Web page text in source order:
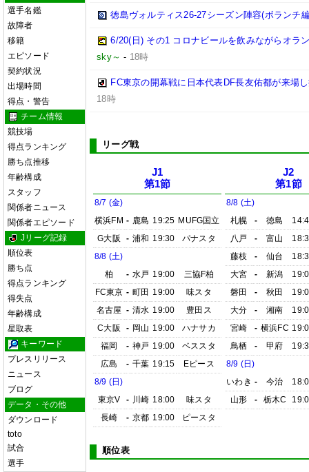
選手名鑑
故障者
移籍
エピソード
契約状況
出場時間
得点・警告
チーム情報
競技場
得点ランキング
勝ち点推移
年齢構成
スタッフ
関係者ニュース
関係者エピソード
Jリーグ記録
順位表
勝ち点
得点ランキング
得失点
年齢構成
星取表
キーワード
プレスリリース
ニュース
ブログ
データ・その他
ダウンロード
toto
試合
選手
徳島ヴォルティス26-27シーズン陣容(ボランチ
6/20(日) その1 コロナビールを飲みながらオラ
sky～ - 18時
FC東京の開幕戦に日本代表DF長友佑都が来場
18時
リーグ戦
J1
第1節
8/7 (金)
横浜FM - 鹿島 19:25 MUFG国立
G大阪
- 浦和 19:30
パナスタ
8/8 (土)
柏
- 水戸 19:00
三協F柏
FC東京 - 町田 19:00
味スタ
名古屋 - 清水 19:00
豊田ス
C大阪
- 岡山 19:00
ハナサカ
福岡
- 神戸 19:00
ベススタ
広島
- 千葉 19:15
Eピース
8/9 (日)
東京V
- 川崎 18:00
味スタ
長崎
- 京都 19:00 ピースタ
J2
第1節
8/8 (土)
札幌
- 徳島
八戸
- 富山
藤枝
- 仙台
大宮
- 新潟
磐田
- 秋田
大分
- 湘南
宮崎
- 横浜FC
鳥栖
- 甲府
8/9 (日)
いわき - 今治
山形
- 栃木C
順位表